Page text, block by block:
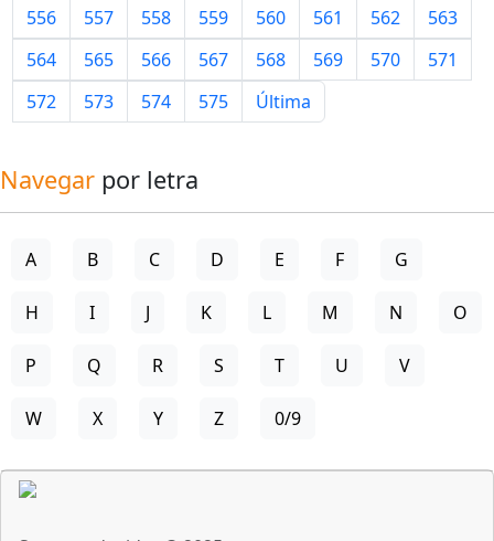
556
557 558 559 560 561 562
563
564
565 566 567 568 569 570
571
572
573 574 575 Última
Navegar por letra
A B C D E F G
H I J K L M N O
P Q R S T U V
W X Y Z 0/9